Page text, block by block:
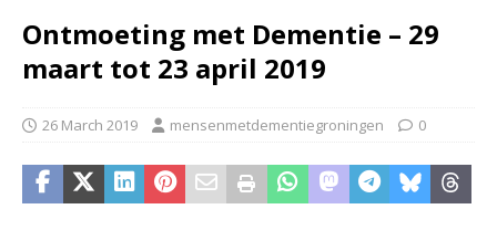
Ontmoeting met Dementie – 29
maart tot 23 april 2019
26 March 2019 mensenmetdementiegroningen 0